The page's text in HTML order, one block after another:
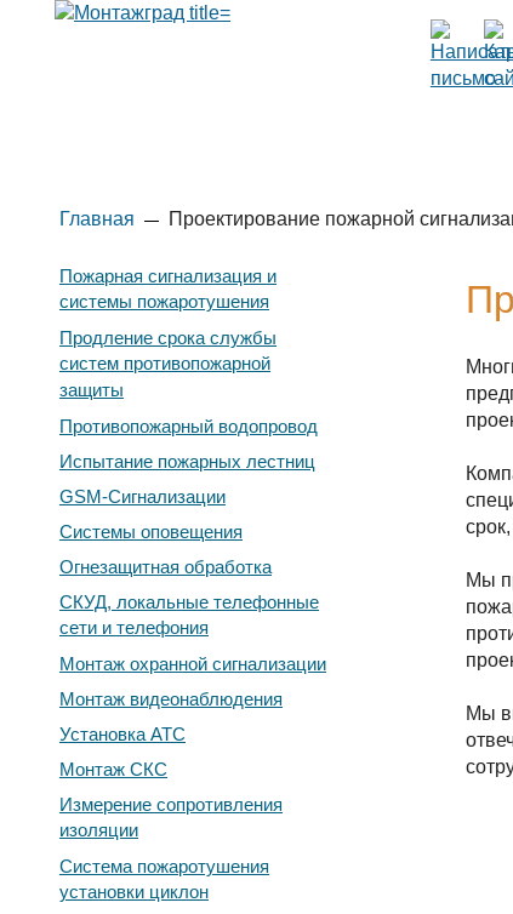
Главная Проектирование пожарной
Пожарная сигнализация и
системы пожаротушения
Продление срока службы
систем противопожарной
защиты
Противопожарный водопровод
Испытание пожарных лестниц
GSM-Сигнализации
Системы оповещения
Огнезащитная обработка
СКУД, локальные телефонные
сети и телефония
Монтаж охранной сигнализации
Монтаж видеонаблюдения
Установка АТС
Монтаж СКС
Измерение сопротивления
изоляции
Система пожаротушения
установки циклон
Мы
Мы